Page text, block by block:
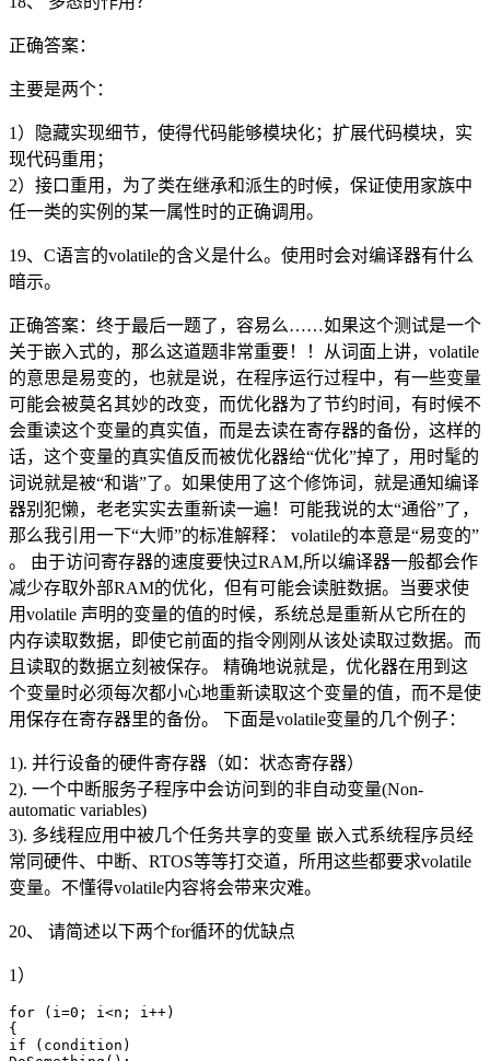
正确答案：
主要是两个：
1）隐藏实现细节，使得代码能够模块化；扩展代码模块，实
现代码重用；
2）接口重用，为了类在继承和派生的时候，保证使用家族中
任一类的实例的某一属性时的正确调用。
19、C语言的volatile的含义是什么。使用时会对编译器有什么
暗示。
正确答案：终于最后一题了，容易么……如果这个测试是一个
关于嵌入式的，那么这道题非常重要！！从词面上讲，volatile
的意思是易变的，也就是说，在程序运行过程中，有一些变量
可能会被莫名其妙的改变，而优化器为了节约时间，有时候不
会重读这个变量的真实值，而是去读在寄存器的备份，这样的
话，这个变量的真实值反而被优化器给“优化”掉了，用时髦的
词说就是被“和谐”了。如果使用了这个修饰词，就是通知编译
器别犯懒，老老实实去重新读一遍！可能我说的太“通俗”了，
那么我引用一下“大师”的标准解释： volatile的本意是“易变的”
。 由于访问寄存器的速度要快过RAM,所以编译器一般都会作
减少存取外部RAM的优化，但有可能会读脏数据。当要求使
用volatile 声明的变量的值的时候，系统总是重新从它所在的
内存读取数据，即使它前面的指令刚刚从该处读取过数据。而
且读取的数据立刻被保存。 精确地说就是，优化器在用到这
个变量时必须每次都小心地重新读取这个变量的值，而不是使
用保存在寄存器里的备份。 下面是volatile变量的几个例子：
1). 并行设备的硬件寄存器（如：状态寄存器）
2). 一个中断服务子程序中会访问到的非自动变量(Non-
automatic variables)
3). 多线程应用中被几个任务共享的变量 嵌入式系统程序员经
常同硬件、中断、RTOS等等打交道，所用这些都要求volatile
变量。不懂得volatile内容将会带来灾难。
20、 请简述以下两个for循环的优缺点
1）
for (i=0; i<n; i++)
{
if (condition)